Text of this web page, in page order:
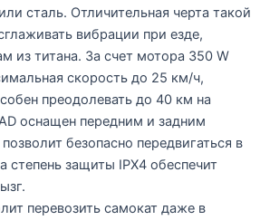
сталь. Отличительная черта такой
вибрации при езде,
из титана. За счет мотора 350 W
скорость до 25 км/ч,
преодолевать до 40 км на
оснащен передним и задним
безопасно передвигаться в
степень защиты IPX4 обеспечит
перевозить самокат даже в